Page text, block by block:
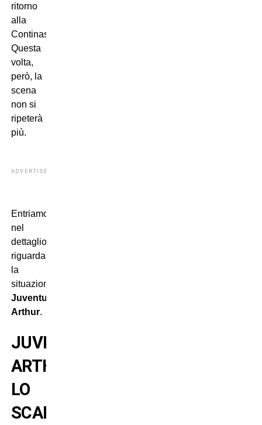
ritorno
alla
Continassa.
Questa
volta,
però, la
scena
non si
ripeterà
più.
ADVERTISEMENT
Entriamo
nel
dettaglio
riguardante
la
situazione
Juventus-
Arthur.
JUVENTUS-
ARTHUR:
LO
SCAMBIO